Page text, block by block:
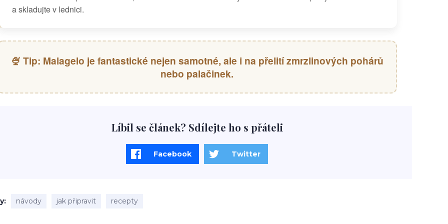
a skladujte v lednici.
🍨 Tip: Malagelo je fantastické nejen samotné, ale i na přelití zmrzlinových pohárů
nebo palačinek.
Líbil se článek? Sdílejte ho s přáteli
Facebook Twitter
návody jak připravit recepty